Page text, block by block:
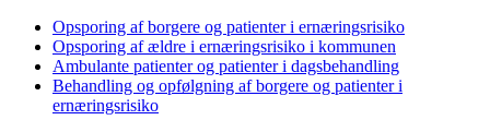
Opsporing af borgere og patienter i ernæringsrisiko
Opsporing af ældre i ernæringsrisiko i kommunen
Ambulante patienter og patienter i dagsbehandling
Behandling og opfølgning af borgere og patienter i
ernæringsrisiko